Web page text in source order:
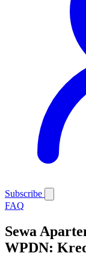
Subscribe
FAQ
Sewa
WPDN: